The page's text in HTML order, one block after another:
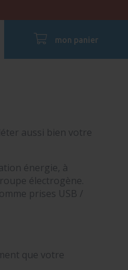
mon panier
aussi bien votre
énergie, à
électrogène.
prises USB /
que votre